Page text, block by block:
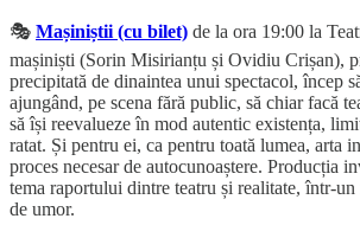
🎭 Mașiniștii (cu bilet) de la ora 19:00 la
mașiniști (Sorin Misirianțu și Ovidiu Crișan),
precipitată de dinaintea unui spectacol, încep
ajungând, pe scena fără public, să chiar facă
să își reevalueze în mod autentic existența,
ratat. Și pentru ei, ca pentru toată lumea, arta
proces necesar de autocunoaștere. Producția
tema raportului dintre teatru și realitate, într-
de umor.